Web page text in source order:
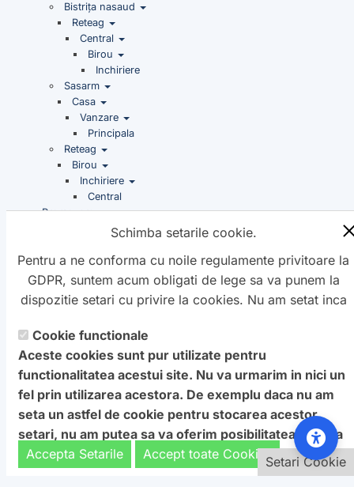
Bistrița nasaud
Reteag
Central
Birou
Inchiriere
Sasarm
Casa
Vanzare
Principala
Reteag
Birou
Inchiriere
Central
Promovare
Copyright ©Petro&
profesionale de creareWebNou. Hai la noi !
Textele si imaginile prezente pe acest site au fost furnizate de
catre proprietarul de domeniu! Pentru orice probleme va rog
sa ne contactati.
Schimba setarile cookie.
Pentru a ne conforma cu noile regulamente privitoare la
GDPR, suntem acum obligati de lege sa va punem la
dispozitie setari cu privire la cookies. Nu am setat inca
schimbati aceste setari mai tarziu, va punem la
dispozitie un buton in coltul de jos al paginii. In orice
caz, va aducem la cunostiinta ca unele cookie sunt intr-
adevar necesare website-ului nostru pentru a functiona,
si nu pot fi dezactivate.Daca nu sunteti de acord cu
aceasta: Va rugam sa nu vizitati acest site.
Pentru a ne sprijini activitatea, in schimbul accesarii
Cookie functionale
Aceste cookies sunt pur utilizate pentru
functionalitatea acestui site. Nu va urmarim in nici un
fel prin utilizarea acestora. De exemplu daca nu am
seta un astfel de cookie pentru stocarea acestor
setari, nu am putea sa va oferim posibilitatea de a va
afisa acest ecran cu optiuni.
Accepta Setarile Accept toate CookiesSetari Cookie
Setari Cookie